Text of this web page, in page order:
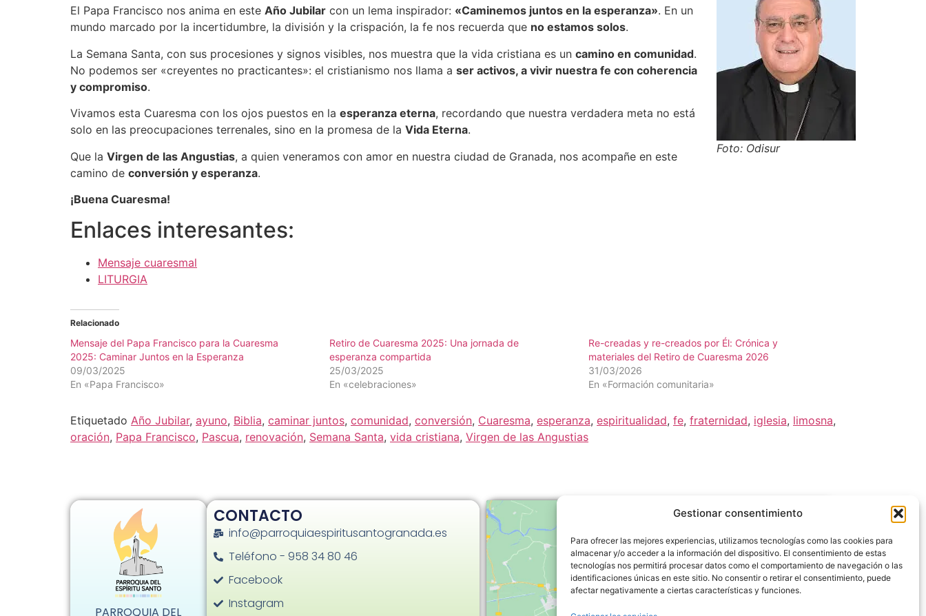
Gestionar consentimiento
Para ofrecer las mejores experiencias, utilizamos tecnologías como las cookies para
almacenar y/o acceder a la información del dispositivo. El consentimiento de estas
tecnologías nos permitirá procesar datos como el comportamiento de navegación o las
identificaciones únicas en este sitio. No consentir o retirar el consentimiento, puede
afectar negativamente a ciertas características y funciones.
Foto: Odisur
El Papa Francisco nos anima en este Año Jubilar con un lema inspirador: «Caminemos juntos en la esperanza». En un
mundo marcado por la incertidumbre, la división y la crispación, la fe nos recuerda que no estamos solos.
La Semana Santa, con sus procesiones y signos visibles, nos muestra que la vida cristiana es un camino en comunidad.
No podemos ser «creyentes no practicantes»: el cristianismo nos llama a ser activos, a vivir nuestra fe con coherencia
y compromiso.
Vivamos esta Cuaresma con los ojos puestos en la esperanza eterna, recordando que nuestra verdadera meta no está
solo en las preocupaciones terrenales, sino en la promesa de la Vida Eterna.
Que la Virgen de las Angustias, a quien veneramos con amor en nuestra ciudad de Granada, nos acompañe en este
camino de conversión y esperanza.
¡Buena Cuaresma!
Enlaces interesantes:
Mensaje cuaresmal
LITURGIA
Relacionado
Mensaje del Papa Francisco para la Cuaresma
2025: Caminar Juntos en la Esperanza
09/03/2025
En «Papa Francisco»
Retiro de Cuaresma 2025: Una jornada de
esperanza compartida
25/03/2025
En «celebraciones»
Re-creadas y re-creados por Él: Crónica y
materiales del Retiro de Cuaresma 2026
31/03/2026
En «Formación comunitaria»
Etiquetado Año Jubilar, ayuno, Biblia, caminar juntos, comunidad, conversión, Cuaresma, esperanza, espiritualidad, fe, fraternidad, iglesia, limosna,
oración, Papa Francisco, Pascua, renovación, Semana Santa, vida cristiana, Virgen de las Angustias
PARROQUIA DEL
CONTACTO
info@parroquiaespiritusantogranada.es
Teléfono - 958 34 80 46
Facebook
Instagram
Haz clic en «Estoy de acuerdo» para